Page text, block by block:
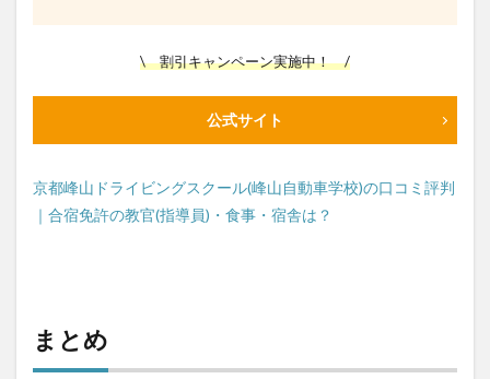
\ 割引キャンペーン実施中！ /
公式サイト
京都峰山ドライビングスクール(峰山自動車学校)の口コミ評判
｜合宿免許の教官(指導員)・食事・宿舎は？
まとめ